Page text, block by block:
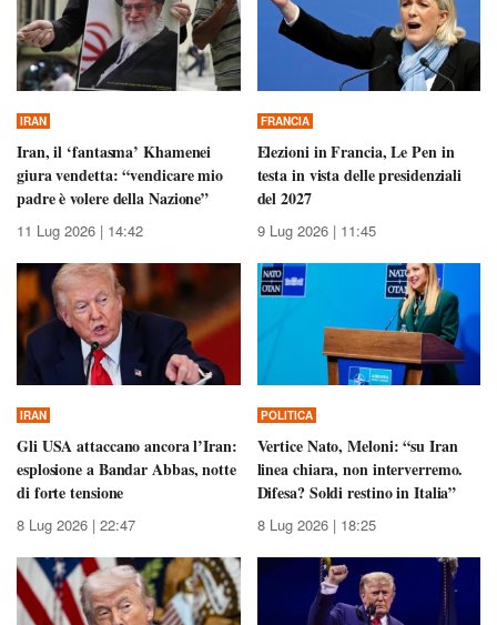
IRAN
Iran, il ‘fantasma’ Khamenei
giura vendetta: “vendicare mio
padre è volere della Nazione”
11 Lug 2026 | 14:42
FRANCIA
Elezioni in Francia, Le Pen in
testa in vista delle presidenziali
del 2027
9 Lug 2026 | 11:45
IRAN
Gli USA attaccano ancora l’Iran:
esplosione a Bandar Abbas, notte
di forte tensione
8 Lug 2026 | 22:47
POLITICA
Vertice Nato, Meloni: “su Iran
linea chiara, non interverremo.
Difesa? Soldi restino in Italia”
8 Lug 2026 | 18:25